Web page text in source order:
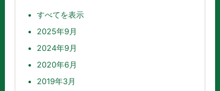
すべてを表示
2025年9月
2024年9月
2020年6月
2019年3月